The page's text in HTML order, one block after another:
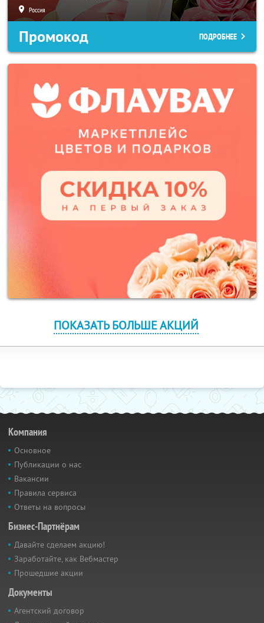
Россия
Промокод ПОДРОБНЕЕ
ПОКАЗАТЬ БОЛЬШЕ АКЦИЙ
Компания
Основное
Публикации о нас
Вакансии
Правила сервиса
Ответы на вопросы
Бизнес-Партнёрам
Давайте сделаем акцию!
Заработайте, как Вебмастер
Прошедшие акции
Документы
Агентский договор